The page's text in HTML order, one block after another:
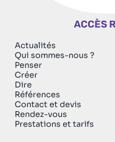
ACCÈS
Actualités
Qui sommes-nous ?
Penser
Créer
Dire
Références
Contact et devis
Rendez-vous
Prestations et tarifs